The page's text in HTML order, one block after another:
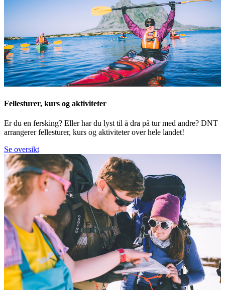
Fellesturer, kurs og aktiviteter
Er du en fersking? Eller har du lyst til å dra på tur med andre? DNT
arrangerer fellesturer, kurs og aktiviteter over hele landet!
Se oversikt